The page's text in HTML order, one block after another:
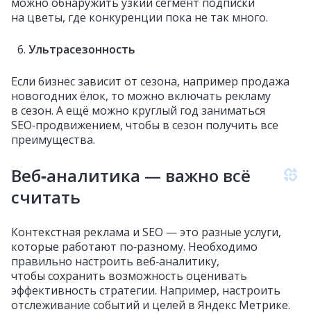
на цветы, где конкуренции пока не так много.
Ультрасезонность
Если бизнес зависит от сезона, например продажа
новогодних ёлок, то можно включать рекламу
в сезон. А ещё можно круглый год заниматься
SEO‑продвижением, чтобы в сезон получить все
преимущества.
Веб‑аналитика — важно всё
считать
Контекстная реклама и SEO — это разные услуги,
которые работают по‑разному. Необходимо
правильно настроить веб‑аналитику,
чтобы сохранить возможность оценивать
эффективность стратегии. Например, настроить
отслеживание событий и целей в Яндекс Метрике.